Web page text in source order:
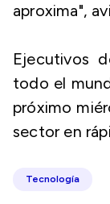
aproxima",
Ejecutivos
todo el
próximo
sector en
Tecnología